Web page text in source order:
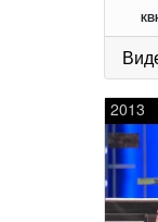
2013